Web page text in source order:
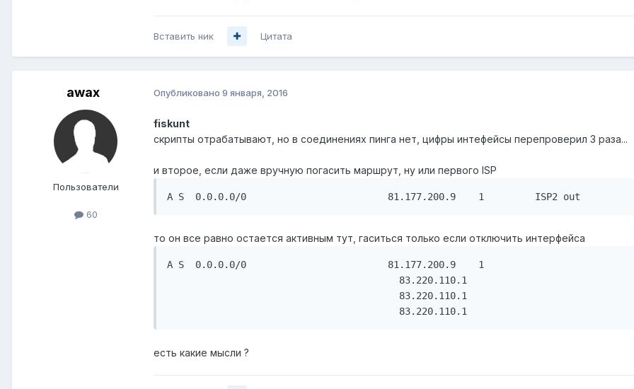
Вставить ник Цитата
awax
Пользователи
60
Опубликовано 9 января, 2016
fiskunt
скрипты отрабатывают, но в соединениях пинга нет, цифры интефейсы перепроверил 3 раза...
и второе, если даже вручную погасить маршрут, ну или первого ISP
A S  0.0.0.0/0                         81.177.200.9    1         ISP2 out
то он все равно остается активным тут, гаситься только если отключить интерфейса
A S  0.0.0.0/0                         81.177.200.9    1
                                         83.220.110.1
                                         83.220.110.1
                                         83.220.110.1
есть какие мысли ?